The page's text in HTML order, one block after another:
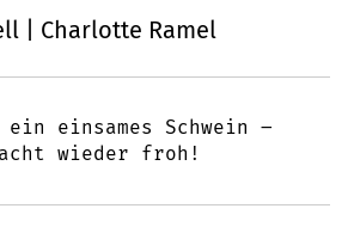
| Charlotte Ramel
einsames Schwein –
wieder froh!